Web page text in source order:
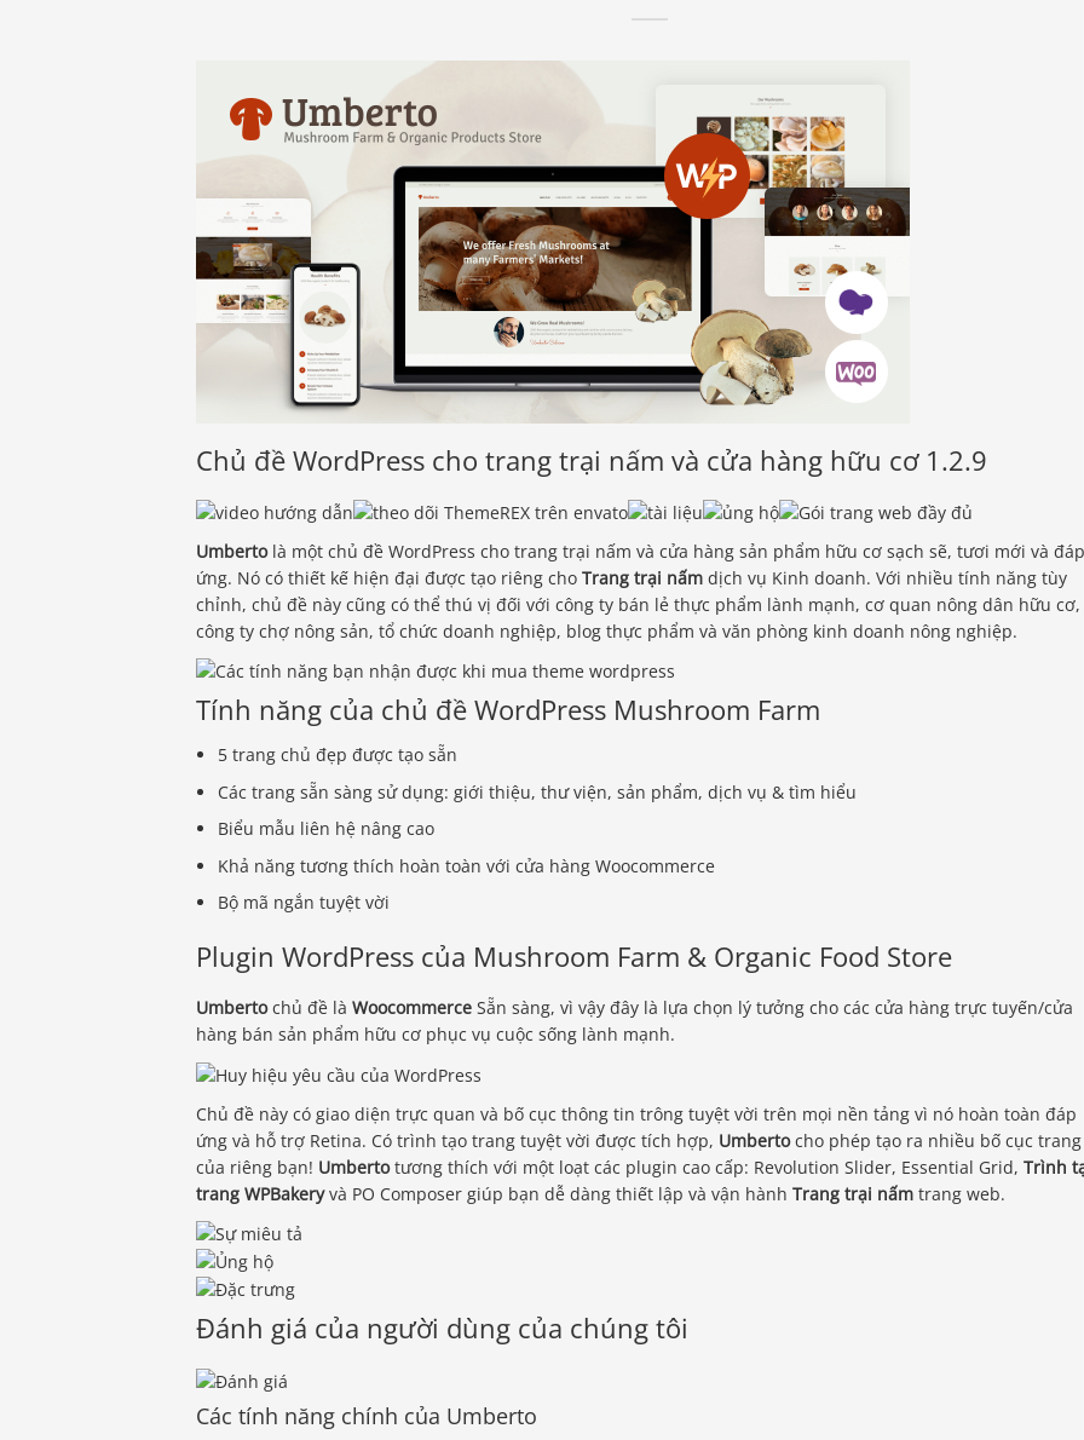
Chủ đề WordPress cho trang trại nấm và cửa hàng hữu cơ 1.2.9
Umbertolà một chủ đề WordPress cho trang trại nấm và cửa hàng sản phẩm hữu cơ sạch sẽ, tươi mới và đáp
ứng. Nó có thiết kế hiện đại được tạo riêng cho Trang trại nấm dịch vụ Kinh doanh. Với nhiều tính năng tùy
chỉnh, chủ đề này cũng có thể thú vị đối với công ty bán lẻ thực phẩm lành mạnh, cơ quan nông dân hữu cơ,
công ty chợ nông sản, tổ chức doanh nghiệp, blog thực phẩm và văn phòng kinh doanh nông nghiệp.
Tính năng của chủ đề WordPress Mushroom Farm
5 trang chủ đẹp được tạo sẵn
Các trang sẵn sàng sử dụng: giới thiệu, thư viện, sản phẩm, dịch vụ & tìm hiểu
Biểu mẫu liên hệ nâng cao
Khả năng tương thích hoàn toàn với cửa hàng Woocommerce
Bộ mã ngắn tuyệt vời
Plugin WordPress của Mushroom Farm & Organic Food Store
Umbertochủ đề là Woocommerce Sẵn sàng, vì vậy đây là lựa chọn lý tưởng cho các cửa hàng trực tuyến/cửa
hàng bán sản phẩm hữu cơ phục vụ cuộc sống lành mạnh.
Chủ đề này có giao diện trực quan và bố cục thông tin trông tuyệt vời trên mọi nền tảng vì nó hoàn toàn đáp
ứng và hỗ trợ Retina. Có trình tạo trang tuyệt vời được tích hợp, Umbertocho phép tạo ra nhiều bố cục trang
của riêng bạn! Umbertotương thích với một loạt các plugin cao cấp: Revolution Slider, Essential Grid, Trình
trang WPBakeryvà PO Composer giúp bạn dễ dàng thiết lập và vận hành Trang trại nấm trang web.
Đánh giá của người dùng của chúng tôi
Các tính năng chính của Umberto